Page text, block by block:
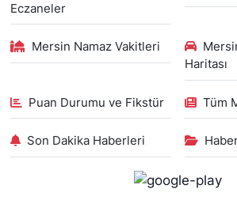
Eczaneler
Mersin Namaz Vakitleri
Haritası
Puan Durumu ve Fikstür Tüm
Son Dakika Haberleri